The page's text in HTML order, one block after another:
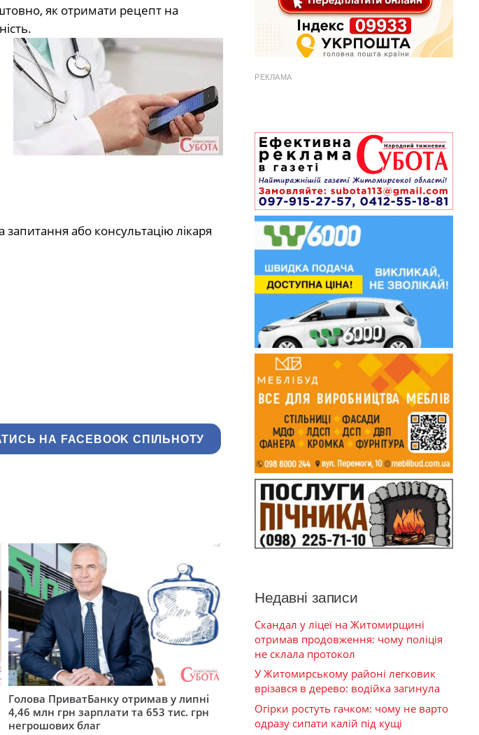
як отримати рецепт на
або консультацію лікаря
НА FACEBOOK СПІЛЬНОТУ
Голова ПриватБанку отримав у липні
4,46 млн грн зарплати та 653 тис. грн
негрошових благ
РЕКЛАМА
Недавні записи
Скандал у ліцеї на Житомирщині
отримав продовження: чому поліція
не склала протокол
У Житомирському районі легковик
врізався в дерево: водійка загинула
Огірки ростуть гачком: чому не варто
одразу сипати калій під кущі